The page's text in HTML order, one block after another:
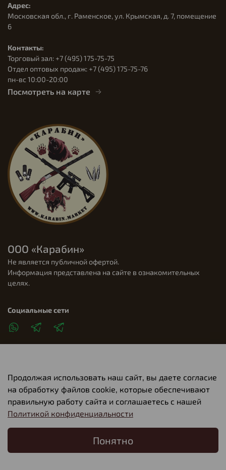
Адрес:
Московская обл., г. Раменское, ул. Крымская, д. 7, помещение
6
Контакты:
Торговый зал: +7 (495) 175-75-75
Отдел оптовых продаж: +7 (495) 175-75-76
пн-вс 10:00-20:00
Посмотреть на карте
Клиентам
О компании
ООО «Карабин»
Не является публичной офертой.
Информация представлена на сайте в ознакомительных
целях.
Социальные сети
Продолжая использовать наш сайт, вы даете согласие
на обработку файлов cookie, которые обеспечивают
правильную работу сайта и соглашаетесь с нашей
Политикой конфиденциальности
Понятно